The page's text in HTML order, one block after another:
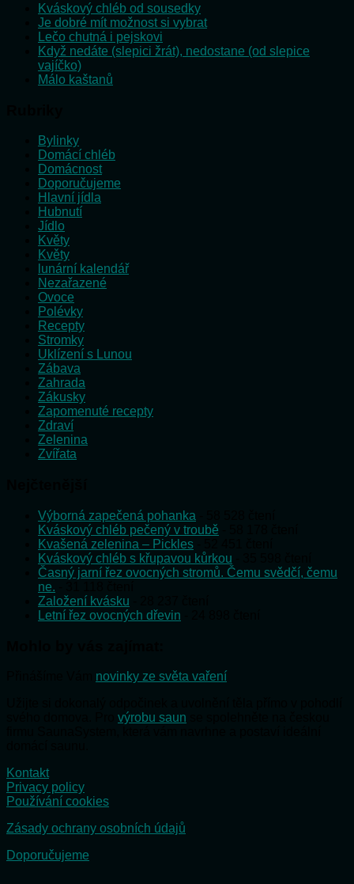
Kváskový chléb od sousedky
Je dobré mít možnost si vybrat
Lečo chutná i pejskovi
Když nedáte (slepici žrát), nedostane (od slepice
vajíčko)
Málo kaštanů
Bylinky
Domácí chléb
Domácnost
Doporučujeme
Hlavní jídla
Hubnutí
Jídlo
Květy
Květy
lunární kalendář
Nezařazené
Ovoce
Polévky
Recepty
Stromky
Uklízení s Lunou
Zábava
Zahrada
Zákusky
Zapomenuté recepty
Zdraví
Zelenina
Zvířata
Výborná zapečená pohanka
Kváskový chléb pečený v troubě
Kvašená zelenina – Pickles
Kváskový chléb s křupavou kůrkou
Časný jarní řez ovocných stromů. Čemu svědčí, čemu
ne.
Založení kvásku
Letní řez ovocných dřevin
novinky ze světa vaření
výrobu saun
Kontakt
Privacy policy
Používání cookies
Zásady ochrany osobních údajů
Doporučujeme